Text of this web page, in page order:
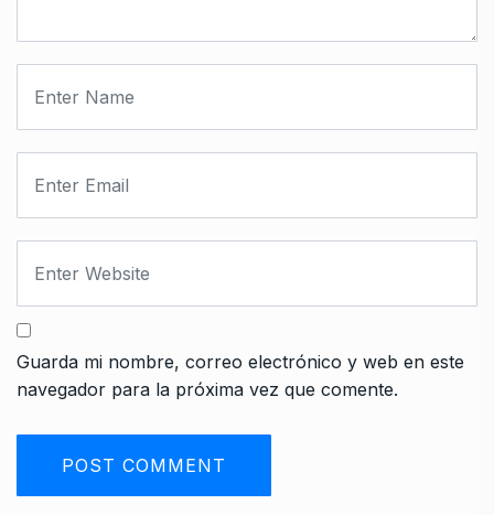
Guarda mi nombre, correo electrónico y web en este
navegador para la próxima vez que comente.